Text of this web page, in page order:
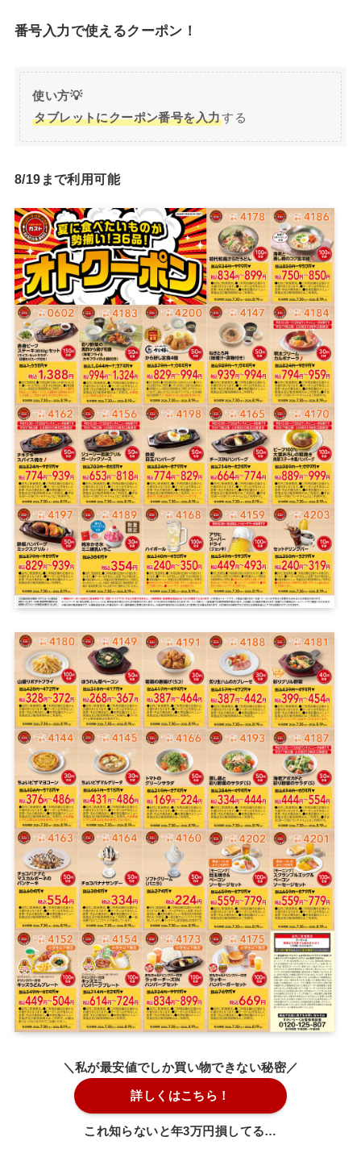
番号入力で使えるクーポン！
使い方💡
タブレットにクーポン番号を入力する
8/19まで利用可能
＼私が最安値でしか買い物できない秘密／
詳しくはこちら！
これ知らないと年3万円損してる…